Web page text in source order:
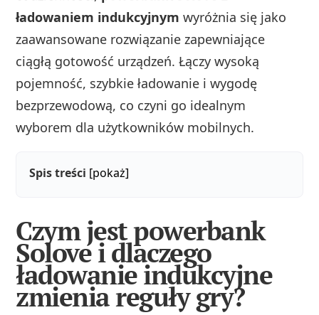
ładowaniem indukcyjnym wyróżnia się jako
zaawansowane rozwiązanie zapewniające
ciągłą gotowość urządzeń. Łączy wysoką
pojemność, szybkie ładowanie i wygodę
bezprzewodową, co czyni go idealnym
wyborem dla użytkowników mobilnych.
Spis treści [pokaż]
Czym jest powerbank
Solove i dlaczego
ładowanie indukcyjne
zmienia reguły gry?